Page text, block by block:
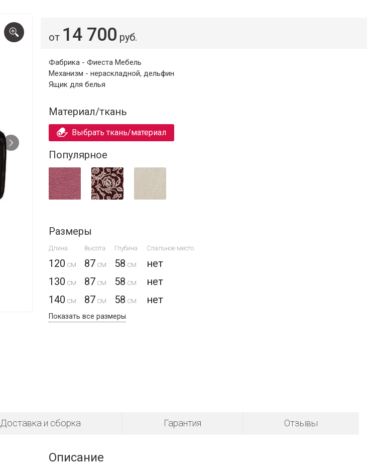
от 14 700 руб.
Фабрика - Фиеста Мебель
Механизм - нераскладной, дельфин
Ящик для белья
Материал/ткань
Выбрать ткань/материал
Популярное
Размеры
Длина Высота Глубина Спальное место
120 87 58
нет
130
87 58
нет
140
87 58 нет
Показать все размеры
Доставка и сборка Гарантия Отзывы
Описание